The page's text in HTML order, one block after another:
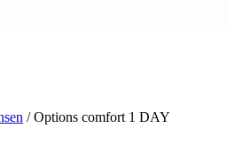
/ Options comfort 1 DAY